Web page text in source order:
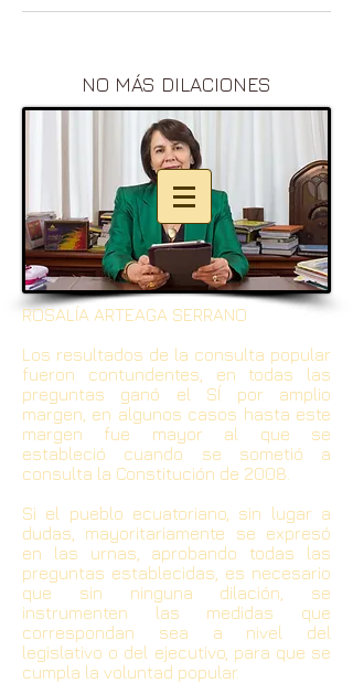
NO MÁS DILACIONES
ROSALÍA ARTEAGA SERRANO
Los resultados de la consulta popular
fueron contundentes, en todas las
preguntas ganó el SÍ por amplio
margen, en algunos casos hasta este
margen fue mayor al que se
estableció cuando se sometió a
consulta la Constitución de 2008.
Si el pueblo ecuatoriano, sin lugar a
dudas, mayoritariamente se expresó
en las urnas, aprobando todas las
preguntas establecidas, es necesario
que sin ninguna dilación, se
instrumenten las medidas que
correspondan sea a nivel del
legislativo o del ejecutivo, para que se
cumpla la voluntad popular.